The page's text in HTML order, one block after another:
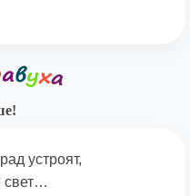
устроят,
свет…